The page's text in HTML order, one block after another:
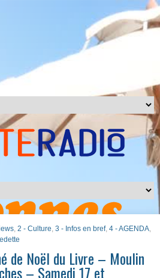
, 2 - Culture, 3 - Infos en bref, 4 - AGENDA,
de Noël du Livre – Moulin
– Samedi 17 et